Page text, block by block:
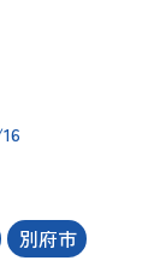
別府市